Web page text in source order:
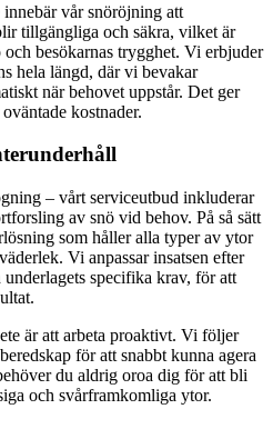
vår snöröjning att
tillgängliga och säkra, vilket är
besökarnas trygghet. Vi erbjuder
hela längd, där vi bevakar
när behovet uppstår. Det ger
kostnader.
– vårt serviceutbud inkluderar
av snö vid behov. På så sätt
som håller alla typer av ytor
Vi anpassar insatsen efter
specifika krav, för att
är att arbeta proaktivt. Vi följer
för att snabbt kunna agera
du aldrig oroa dig för att bli
och svårframkomliga ytor.